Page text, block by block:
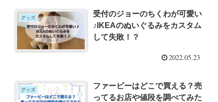
グッズ
受付のジョーのちくわが可愛い
♪IKEAのぬいぐるみをカスタム
して失敗！？
2022.05.23
グッズ
ファービーはどこで買える？売
ってるお店や値段を調べてみた